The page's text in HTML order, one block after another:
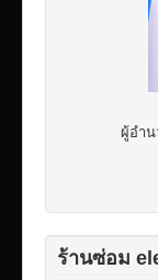
ผู้อำ
ร้านซ่อม